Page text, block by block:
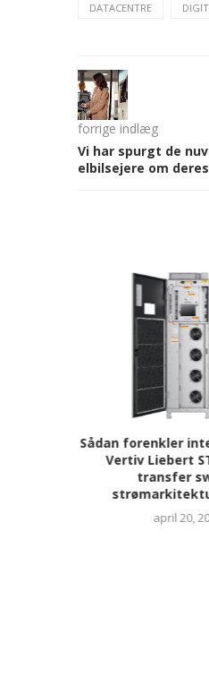
DATACENTRE
forrige indlæg
Vi har spurgt de
elbilsejere om
Sådan forenkler
Vertiv Liebert
transfer
april 20,